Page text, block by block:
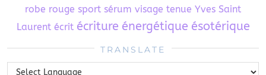
robe rouge sport sérum visage tenue Yves Saint
Laurent écrit écriture énergétique ésotérique
TRANSLATE